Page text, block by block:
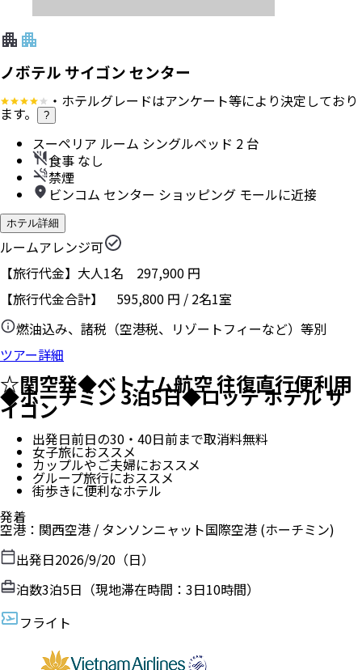
ノボテル サイゴン センター
・ホテルグレードはアンケート等により決定しており
ます。 ?
スーペリア ルーム シングルベッド 2 台
食事 なし
禁煙
ビンコム センター ショッピング モールに近接
ホテル詳細
ルームアレンジ可
【旅行代金】大人1名 297,900 円
【旅行代金合計】 595,800 円 / 2名1室
燃油込み、諸税（空港税、リゾートフィーなど）等別
ツアー詳細
☆関空発◆ベトナム航空 往復直行便利用
◆ホーチミン 3泊5日◆ロッテ ホテル サ
イゴン
出発日前日の30・40日前まで取消料無料
女子旅におススメ
カップルやご夫婦におススメ
グループ旅行におススメ
街歩きに便利なホテル
発着
空港 ： 関西空港 / タンソンニャット国際空港 (ホーチミン)
出発日2026/9/20（日）
泊数3泊5日（現地滞在時間： 3日10時間）
フライト